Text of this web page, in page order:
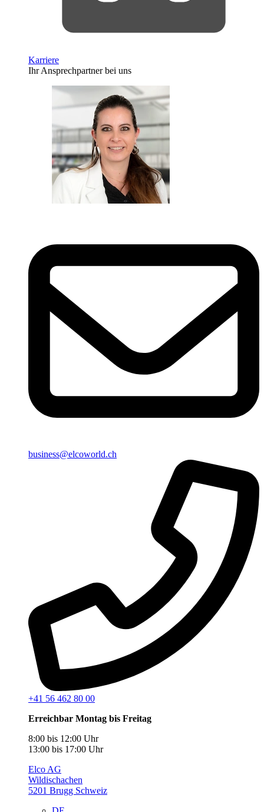
Karriere
Ihr Ansprechpartner bei uns
business@elcoworld.ch
+41 56 462 80 00
Erreichbar Montag bis Freitag
8:00 bis 12:00 Uhr
13:00 bis 17:00 Uhr
Elco AG
Wildischachen
5201 Brugg Schweiz